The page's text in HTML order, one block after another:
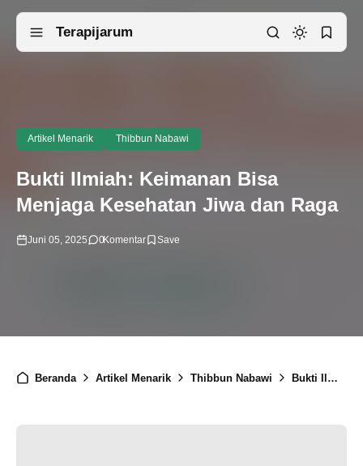
Terapijarum
Artikel Menarik Thibbun Nabawi
Bukti Ilmiah: Keimanan Bisa
Menjaga Kesehatan Jiwa dan Raga
Juni 05, 2025 0Komentar
Beranda Artikel Menarik Thibbun Nabawi Bukti Ilmiah: Keimanan Bisa Menjaga Kesehatan Jiwa dan Raga